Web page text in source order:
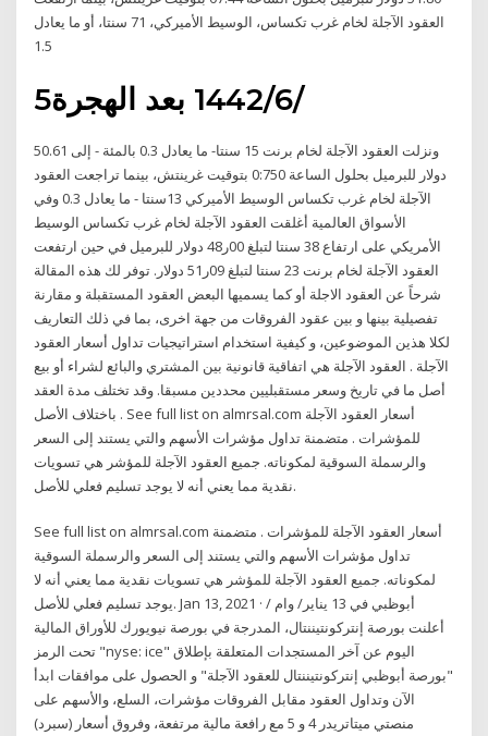
العقود الآجلة لخام غرب تكساس، الوسيط الأميركي، 71 سنتا، أو ما يعادل
1.5
5‏‏/6‏‏/1442 بعد الهجرة
ونزلت العقود الآجلة لخام برنت 15 سنتا- ما يعادل 0.3 بالمئة - إلى 50.61
دولار للبرميل بحلول الساعة 0:750 بتوقيت غرينتش، بينما تراجعت العقود
الآجلة لخام غرب تكساس الوسيط الأميركي 13سنتا - ما يعادل 0.3 وفي
الأسواق العالمية أغلقت العقود الآجلة لخام غرب تكساس الوسيط
الأمريكي على ارتفاع 38 سنتا لتبلغ 00ر48 دولار للبرميل في حين ارتفعت
العقود الآجلة لخام برنت 23 سنتا لتبلغ 09ر51 دولار. توفر لك هذه المقالة
شرحاً عن العقود الاجلة أو كما يسميها البعض العقود المستقبلة و مقارنة
تفصيلية بينها و بين عقود الفروقات من جهة اخرى، بما في ذلك التعاريف
لكلا هذين الموضوعين، و كيفية استخدام استراتيجيات تداول أسعار العقود
الآجلة . العقود الآجلة هي اتفاقية قانونية بين المشتري والبائع لشراء أو بيع
أصل ما في تاريخ وسعر مستقبليين محددين مسبقا. وقد تختلف مدة العقد
باختلاف الأصل . See full list on almrsal.com أسعار العقود الآجلة
للمؤشرات . متضمنة تداول مؤشرات الأسهم والتي يستند إلى السعر
والرسملة السوقية لمكوناته. جميع العقود الآجلة للمؤشر هي تسويات
نقدية مما يعني أنه لا يوجد تسليم فعلي للأصل.
See full list on almrsal.com أسعار العقود الآجلة للمؤشرات . متضمنة
تداول مؤشرات الأسهم والتي يستند إلى السعر والرسملة السوقية
لمكوناته. جميع العقود الآجلة للمؤشر هي تسويات نقدية مما يعني أنه لا
يوجد تسليم فعلي للأصل. Jan 13, 2021 · أبوظبي في 13 يناير/ وام /
أعلنت بورصة إنتركونتيننتال، المدرجة في بورصة نيويورك للأوراق المالية
تحت الرمز "nyse: ice" اليوم عن آخر المستجدات المتعلقة بإطلاق
"بورصة أبوظبي إنتركونتيننتال للعقود الآجلة" و الحصول على موافقات ابدأ
الآن وتداول العقود مقابل الفروقات مؤشرات، السلع، والأسهم على
منصتي ميتاتريدر 4 و 5 مع رافعة مالية مرتفعة، وفروق أسعار (سبرد)